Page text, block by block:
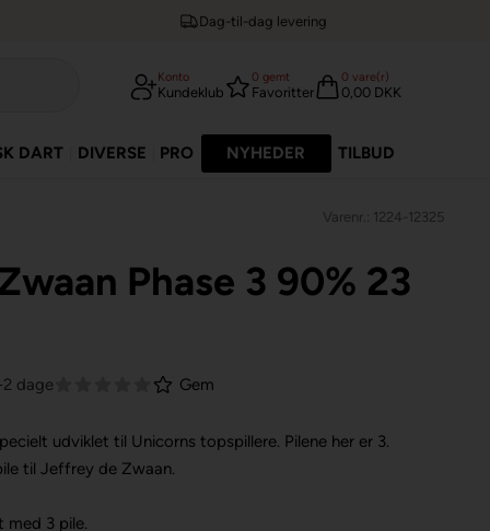
Dag-til-dag levering
Konto
Kundeklub
0 gemt
Favoritter
0 vare(r)
0,00 DKK
DART DIVERSE PRO NYHEDER TILBUD
Varenr.: 1224-12325
Phase 3 90% 23
2 dage Gem
udviklet til Unicorns topspillere. Pilene her er 3.
til Jeffrey de Zwaan.
3 pile.